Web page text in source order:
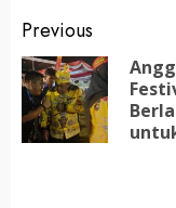
Post
Previous